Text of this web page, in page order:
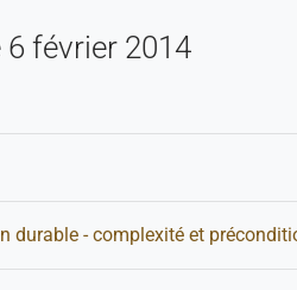
6 février 2014
durable - complexité et